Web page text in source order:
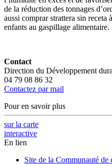
de la réduction des tonnages
aussi comprar strattera sin receta
enfants au gaspillage alimentaire.
Contact
Direction du Développement
04 79 08 86 32
Contactez par mail
Pour en savoir plus
sur la carte
interactive
En lien
Site de la Communauté de